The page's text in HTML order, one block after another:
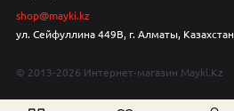
shop@mayki.kz
ул. Сейфуллина 449В, г. Алматы, Казахстан
© 2013-2026 Интернет-магазин Mayki.Kz